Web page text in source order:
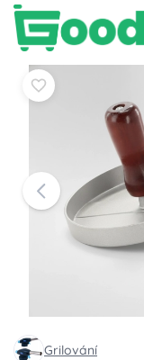
Grilování
129 Kč